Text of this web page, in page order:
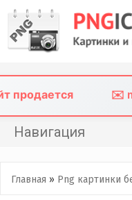
content
продается ✉️
Навигация
Png иконки
Главная » Png картинки